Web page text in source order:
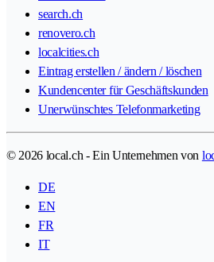
search.ch
renovero.ch
localcities.ch
Eintrag erstellen / ändern / löschen
Kundencenter für Geschäftskunden
Unerwünschtes Telefonmarketing
© 2026 local.ch - Ein Unternehmen von
DE
EN
FR
IT